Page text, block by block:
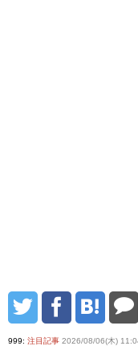
999: 注目記事 2026/08/06(木)